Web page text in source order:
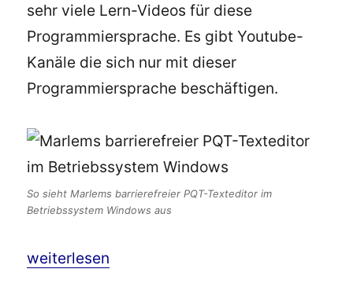
sehr viele Lern-Videos für diese
Programmiersprache. Es gibt Youtube-
Kanäle die sich nur mit dieser
Programmiersprache beschäftigen.
So sieht Marlems barrierefreier PQT-Texteditor im
Betriebssystem Windows aus
„Barrierefreie Softwareentwicklung mit
weiterlesen